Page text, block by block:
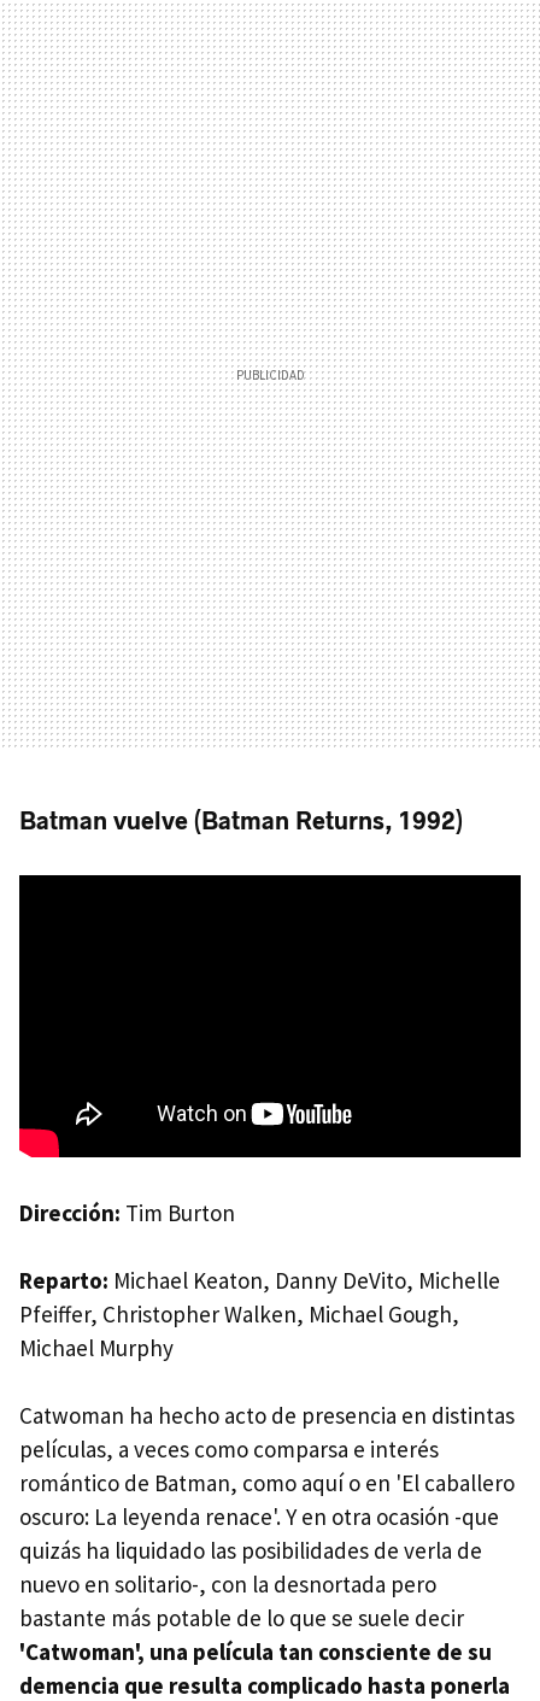
Batman vuelve (Batman Returns, 1992)
Dirección: Tim Burton
Reparto: Michael Keaton, Danny DeVito, Michelle
Pfeiffer, Christopher Walken, Michael Gough,
Michael Murphy
Catwoman ha hecho acto de presencia en distintas
películas, a veces como comparsa e interés
romántico de Batman, como aquí o en 'El caballero
oscuro: La leyenda renace'. Y en otra ocasión -que
quizás ha liquidado las posibilidades de verla de
nuevo en solitario-, con la desnortada pero
bastante más potable de lo que se suele decir
'Catwoman', una película tan consciente de su
demencia que resulta complicado hasta ponerla